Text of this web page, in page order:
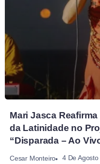
Mari Jasca
da Latinidade no
“Disparada – Ao
Cesar Monteiro 4 De